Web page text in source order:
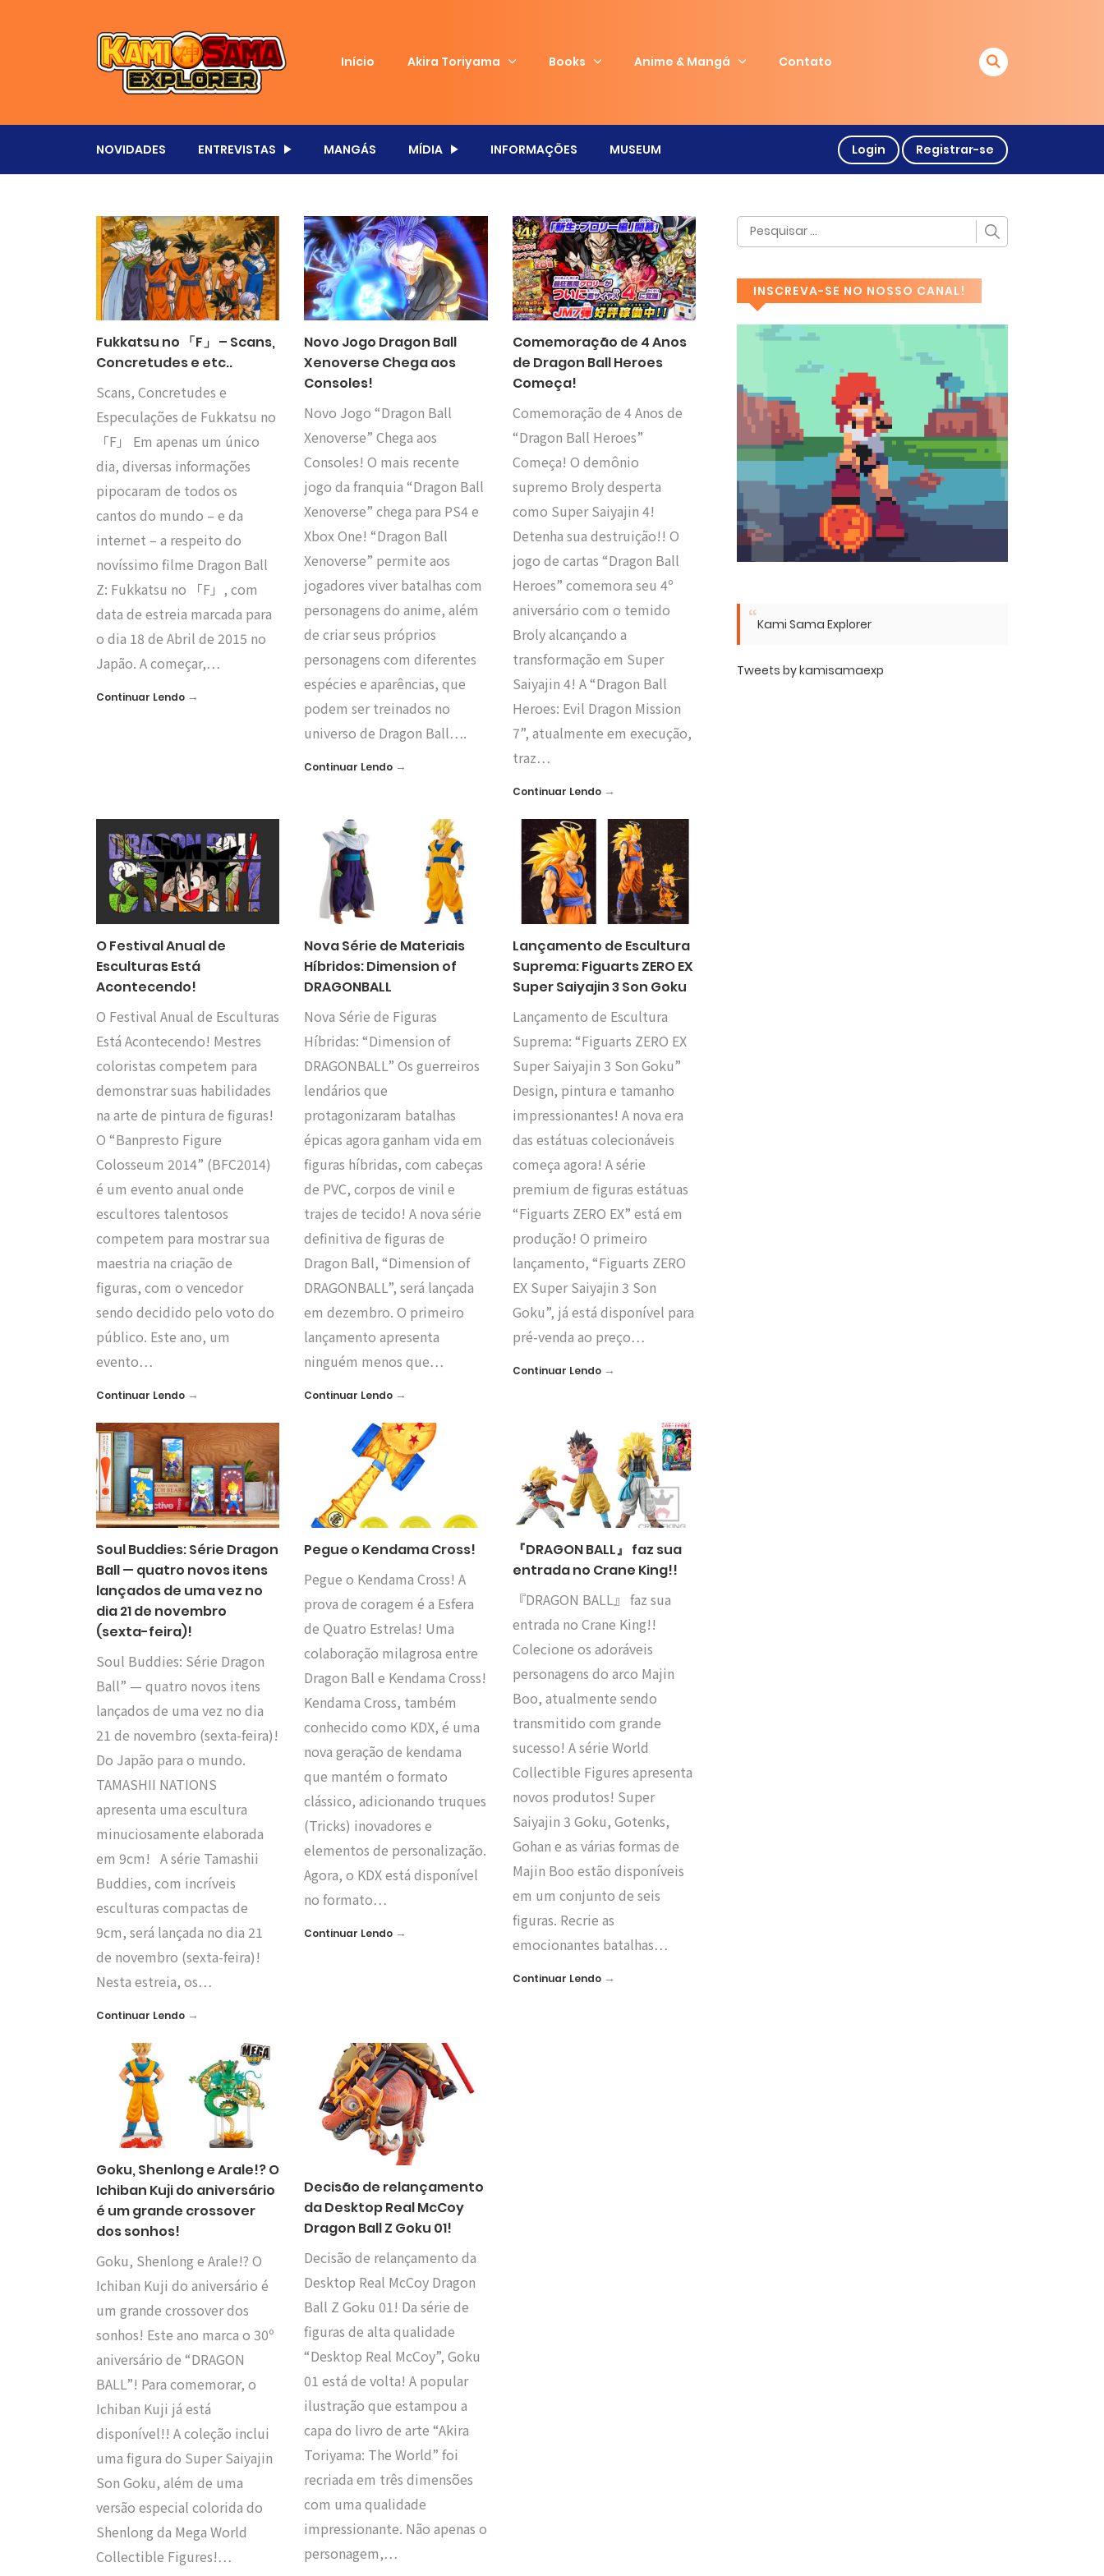
Início Akira Toriyama Books Anime & Mangá Contato
NOVIDADES ENTREVISTAS MANGÁS MÍDIA INFORMAÇÕES MUSEUM Login Registrar-se
Fukkatsu no 「F」 – Scans,
Concretudes e etc..
Scans, Concretudes e
Especulações de Fukkatsu no
「F」 Em apenas um único
dia, diversas informações
pipocaram de todos os
cantos do mundo – e da
internet – a respeito do
novíssimo filme Dragon Ball
Z: Fukkatsu no 「F」, com
data de estreia marcada para
o dia 18 de Abril de 2015 no
Japão. A começar,…
Continuar Lendo →
Novo Jogo Dragon Ball
Xenoverse Chega aos
Consoles!
Novo Jogo “Dragon Ball
Xenoverse” Chega aos
Consoles! O mais recente
jogo da franquia “Dragon Ball
Xenoverse” chega para PS4 e
Xbox One! “Dragon Ball
Xenoverse” permite aos
jogadores viver batalhas com
personagens do anime, além
de criar seus próprios
personagens com diferentes
espécies e aparências, que
podem ser treinados no
universo de Dragon Ball….
Continuar Lendo →
Comemoração de 4 Anos
de Dragon Ball Heroes
Começa!
Comemoração de 4 Anos de
“Dragon Ball Heroes”
Começa! O demônio
supremo Broly desperta
como Super Saiyajin 4!
Detenha sua destruição!! O
jogo de cartas “Dragon Ball
Heroes” comemora seu 4º
aniversário com o temido
Broly alcançando a
transformação em Super
Saiyajin 4! A “Dragon Ball
Heroes: Evil Dragon Mission
7”, atualmente em execução,
traz…
Continuar Lendo→
O Festival Anual de
Esculturas Está
Acontecendo!
O Festival Anual de Esculturas
Está Acontecendo! Mestres
coloristas competem para
demonstrar suas habilidades
na arte de pintura de figuras!
O “Banpresto Figure
Colosseum 2014” (BFC2014)
é um evento anual onde
escultores talentosos
competem para mostrar sua
maestria na criação de
figuras, com o vencedor
sendo decidido pelo voto do
público. Este ano, um
evento…
Continuar Lendo →
Nova Série de Materiais
Híbridos: Dimension of
DRAGONBALL
Nova Série de Figuras
Híbridas: “Dimension of
DRAGONBALL” Os guerreiros
lendários que
protagonizaram batalhas
épicas agora ganham vida em
figuras híbridas, com cabeças
de PVC, corpos de vinil e
trajes de tecido! A nova série
definitiva de figuras de
Dragon Ball, “Dimension of
DRAGONBALL”, será lançada
em dezembro. O primeiro
lançamento apresenta
ninguém menos que…
Continuar Lendo →
Lançamento de Escultura
Suprema: Figuarts ZERO EX
Super Saiyajin 3 Son Goku
Lançamento de Escultura
Suprema: “Figuarts ZERO EX
Super Saiyajin 3 Son Goku”
Design, pintura e tamanho
impressionantes! A nova era
das estátuas colecionáveis
começa agora! A série
premium de figuras estátuas
“Figuarts ZERO EX” está em
produção! O primeiro
lançamento, “Figuarts ZERO
EX Super Saiyajin 3 Son
Goku”, já está disponível para
pré-venda ao preço…
Continuar Lendo→
Soul Buddies: Série Dragon
Ball — quatro novos itens
lançados de uma vez no
dia 21 de novembro
(sexta-feira)!
Soul Buddies: Série Dragon
Ball” — quatro novos itens
lançados de uma vez no dia
21 de novembro (sexta-feira)!
Do Japão para o mundo.
TAMASHII NATIONS
apresenta uma escultura
minuciosamente elaborada
em 9cm! A série Tamashii
Buddies, com incríveis
esculturas compactas de
9cm, será lançada no dia 21
de novembro (sexta-feira)!
Nesta estreia, os…
Continuar Lendo →
Pegue o Kendama Cross!
Pegue o Kendama Cross! A
prova de coragem é a Esfera
de Quatro Estrelas! Uma
colaboração milagrosa entre
Dragon Ball e Kendama Cross!
Kendama Cross, também
conhecido como KDX, é uma
nova geração de kendama
que mantém o formato
clássico, adicionando truques
(Tricks) inovadores e
elementos de personalização.
Agora, o KDX está disponível
no formato…
Continuar Lendo →
『DRAGON BALL』 faz sua
entrada no Crane King!!
『DRAGON BALL』 faz sua
entrada no Crane King!!
Colecione os adoráveis
personagens do arco Majin
Boo, atualmente sendo
transmitido com grande
sucesso! A série World
Collectible Figures apresenta
novos produtos! Super
Saiyajin 3 Goku, Gotenks,
Gohan e as várias formas de
Majin Boo estão disponíveis
em um conjunto de seis
figuras. Recrie as
emocionantes batalhas…
Continuar Lendo→
Goku, Shenlong e Arale!? O
Ichiban Kuji do aniversário
é um grande crossover
dos sonhos!
Goku, Shenlong e Arale!? O
Ichiban Kuji do aniversário é
um grande crossover dos
sonhos! Este ano marca o 30º
aniversário de “DRAGON
BALL”! Para comemorar, o
Ichiban Kuji já está
disponível!! A coleção inclui
uma figura do Super Saiyajin
Son Goku, além de uma
versão especial colorida do
Shenlong da Mega World
Collectible Figures!…
Decisão de relançamento
da Desktop Real McCoy
Dragon Ball Z Goku 01!
Decisão de relançamento da
Desktop Real McCoy Dragon
Ball Z Goku 01! Da série de
figuras de alta qualidade
“Desktop Real McCoy”, Goku
01 está de volta! A popular
ilustração que estampou a
capa do livro de arte “Akira
Toriyama: The World” foi
recriada em três dimensões
com uma qualidade
impressionante. Não apenas o
personagem,…
INSCREVA-SE NO NOSSO CANAL!
Kami Sama Explorer
Tweets by kamisamaexp